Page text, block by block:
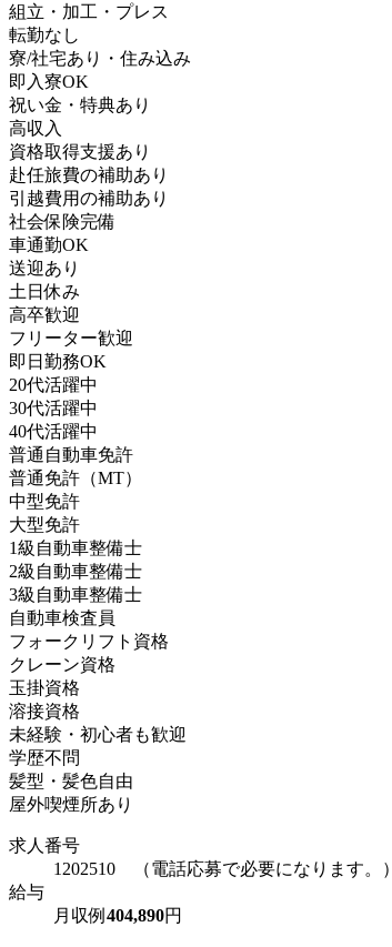
組立・加工・プレス
転勤なし
寮/社宅あり・住み込み
即入寮OK
祝い金・特典あり
高収入
資格取得支援あり
赴任旅費の補助あり
引越費用の補助あり
社会保険完備
車通勤OK
送迎あり
土日休み
高卒歓迎
フリーター歓迎
即日勤務OK
20代活躍中
30代活躍中
40代活躍中
普通自動車免許
普通免許（MT）
中型免許
大型免許
1級自動車整備士
2級自動車整備士
3級自動車整備士
自動車検査員
フォークリフト資格
クレーン資格
玉掛資格
溶接資格
未経験・初心者も歓迎
学歴不問
髪型・髪色自由
屋外喫煙所あり
求人番号
1202510 （電話応募で必要になります。）
給与
月収例 404,890円